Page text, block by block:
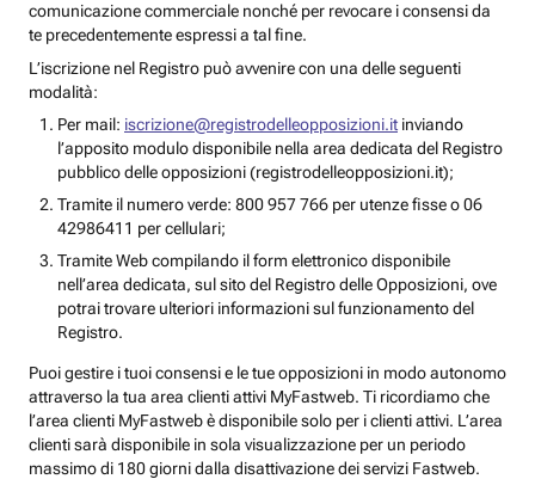
comunicazione commerciale nonché per revocare i consensi da
te precedentemente espressi a tal fine.
L’iscrizione nel Registro può avvenire con una delle seguenti
modalità:
Per mail: iscrizione@registrodelleopposizioni.it inviando
l’apposito modulo disponibile nella area dedicata del Registro
pubblico delle opposizioni (registrodelleopposizioni.it);
Tramite il numero verde: 800 957 766 per utenze fisse o 06
42986411 per cellulari;
Tramite Web compilando il form elettronico disponibile
nell’area dedicata, sul sito del Registro delle Opposizioni, ove
potrai trovare ulteriori informazioni sul funzionamento del
Registro.
Puoi gestire i tuoi consensi e le tue opposizioni in modo autonomo
attraverso la tua area clienti attivi MyFastweb. Ti ricordiamo che
l’area clienti MyFastweb è disponibile solo per i clienti attivi. L’area
clienti sarà disponibile in sola visualizzazione per un periodo
massimo di 180 giorni dalla disattivazione dei servizi Fastweb.